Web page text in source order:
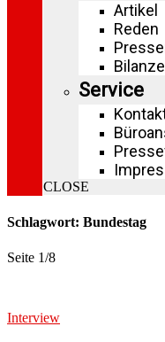
Artikel
Reden
Service
CLOSE
Schlagwort: Bundestag
Seite 1/8
Interview